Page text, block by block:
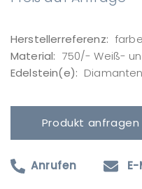
Herstellerreferenz:
Material: 750/- Weiß-
Edelstein(e): Diamanten
Produkt anfragen
Anrufen